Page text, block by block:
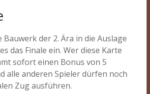
Bauwerk der 2. Ära in die Auslage
das Finale ein. Wer diese Karte
sofort einen Bonus von 5
alle anderen Spieler dürfen noch
Zug ausführen.